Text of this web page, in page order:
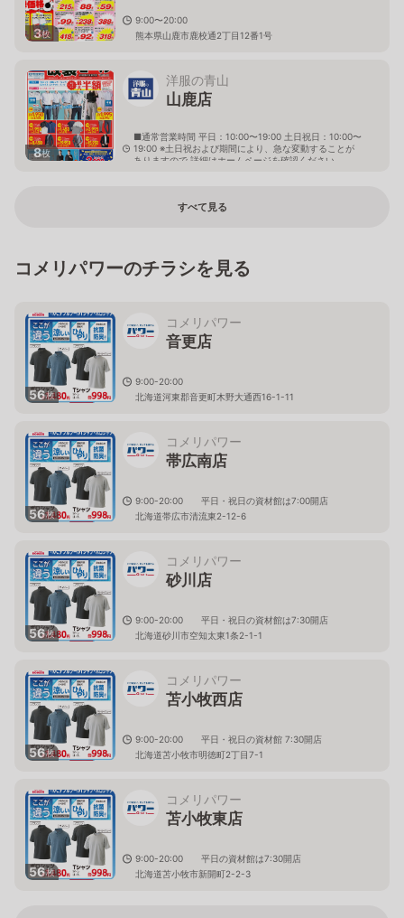
3枚
9:00〜20:00
熊本県山鹿市鹿校通2丁目12番1号
8枚
洋服の青山
山鹿店
■通常営業時間 平日：10:00〜19:00 土日祝日：10:00〜
19:00 ※土日祝および期間により、急な変動することが
ありますので 詳細はホームページを確認ください
すべて見る
コメリパワーのチラシを見る
56枚
コメリパワー
音更店
9:00-20:00
北海道河東郡音更町木野大通西16-1-11
56枚
コメリパワー
帯広南店
9:00-20:00 平日・祝日の資材館は7:00開店
北海道帯広市清流東2-12-6
56枚
コメリパワー
砂川店
9:00-20:00 平日・祝日の資材館は7:30開店
北海道砂川市空知太東1条2-1-1
56枚
コメリパワー
苫小牧西店
9:00-20:00 平日・祝日の資材館 7:30開店
北海道苫小牧市明徳町2丁目7-1
56枚
コメリパワー
苫小牧東店
9:00-20:00 平日の資材館は7:30開店
北海道苫小牧市新開町2-2-3